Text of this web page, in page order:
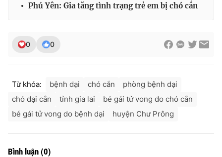
Phú Yên: Gia tăng tình trạng trẻ em bị chó cắn
0 0
Từ khóa: bệnh dại chó cắn
phòng bệnh dại
chó dại cắn
tỉnh gia lai
bé gái tử vong do chó cắn
bé gái tử vong do bệnh dại
huyện Chư Prông
Bình luận (0)